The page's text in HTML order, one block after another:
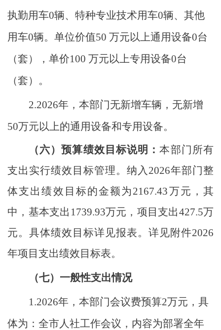
执勤用车0辆、 特种专业技术用车0辆、其他
用车0辆。 单位价值50 万元以 上通用设备0台
（套），单价100 万元以上专用设备0台
（套）。
2.2026年，本部门无新增车辆，无新增
50万元以上的通用设备和专用设备。
（六）预算绩效目标说明 ：本部门所有
支出实行绩效目标管理。纳入 2026年部门整
体支出绩效目标的金额为2167.43万元，其
中，基本支出1739.93万元，项目支出427.5万
元。具体绩效目标详见报表。详见附件2026
年项目支出绩效目标表。
（七）一般性支出情况
1 .2026年，本部门会议费预算2万元，具
体为： 全市人社工作会议，内容为部署全年